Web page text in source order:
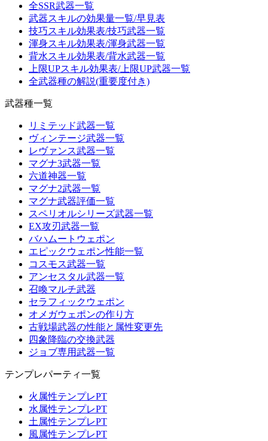
全SSR武器一覧
武器スキルの効果量一覧/早見表
技巧スキル効果表/技巧武器一覧
渾身スキル効果表/渾身武器一覧
背水スキル効果表/背水武器一覧
上限UPスキル効果表/上限UP武器一覧
全武器種の解説(重要度付き)
武器種一覧
リミテッド武器一覧
ヴィンテージ武器一覧
レヴァンス武器一覧
マグナ3武器一覧
六道神器一覧
マグナ2武器一覧
マグナ武器評価一覧
スペリオルシリーズ武器一覧
EX攻刃武器一覧
バハムートウェポン
エピックウェポン性能一覧
コスモス武器一覧
アンセスタル武器一覧
召喚マルチ武器
セラフィックウェポン
オメガウェポンの作り方
古戦場武器の性能と属性変更先
四象降臨の交換武器
ジョブ専用武器一覧
テンプレパーティ一覧
火属性テンプレPT
水属性テンプレPT
土属性テンプレPT
風属性テンプレPT